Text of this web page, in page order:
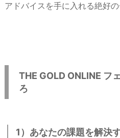
アドバイスを手に入れる絶好の
THE GOLD ONLINE フ
ろ
1）あなたの課題を解決